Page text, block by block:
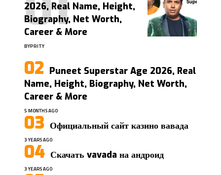
2026, Real Name, Height,
Biography, Net Worth,
Career & More
BYPRITY
Puneet Superstar Age 2026, Real
Name, Height, Biography, Net Worth,
Career & More
5 MONTHS AGO
Официальный сайт казино вавада
3 YEARS AGO
Скачать vavada на андроид
3 YEARS AGO